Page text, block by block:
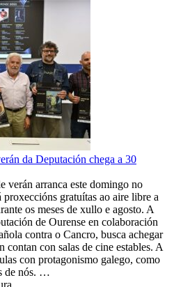
da Deputación chega a 30
verán arranca este domingo no
gratuítas ao aire libre a
os meses de xullo e agosto. A
de Ourense en colaboración
contra o Cancro, busca achegar
contan con salas de cine estables. A
con protagonismo galego, como
de nós. …